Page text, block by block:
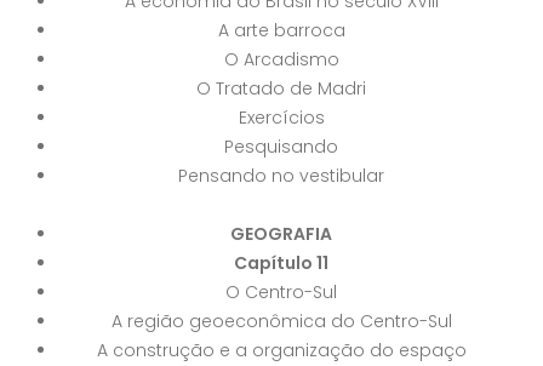
A arte barroca
O Arcadismo
O Tratado de Madri
Exercícios
Pesquisando
Pensando no vestibular
GEOGRAFIA
Capítulo 11
O Centro-Sul
A região geoeconômica do Centro-Sul
A construção e a organização do espaço